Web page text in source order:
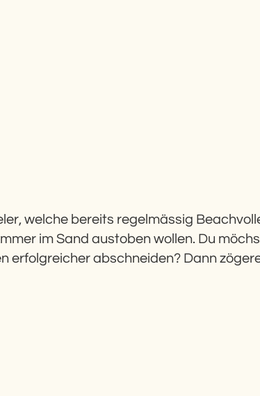
welche bereits regelmässig
im Sand austoben wollen. Du
erfolgreicher abschneiden? Dann